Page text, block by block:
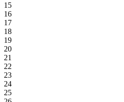
15
16
17
18
19
20
21
22
23
24
25